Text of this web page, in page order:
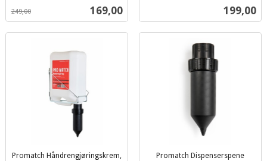
Tilbud
169,00
249,00 Pris
199,00
Promatch Håndrengjøringskrem,
Promatch Dispenserspene